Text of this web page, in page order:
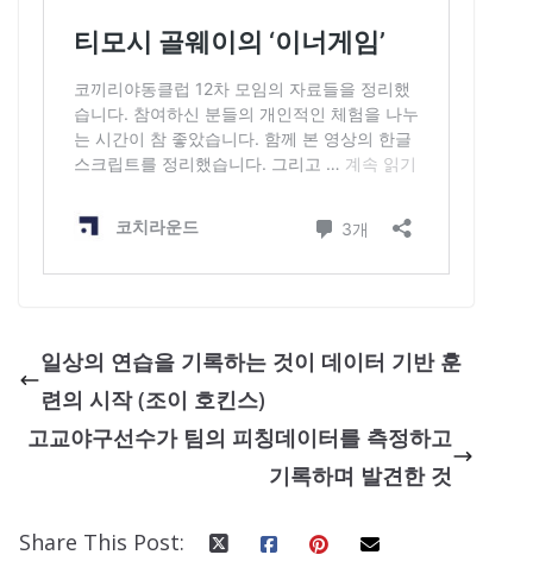
일상의 연습을 기록하는 것이 데이터 기반 훈
련의 시작 (조이 호킨스)
고교야구선수가 팀의 피칭데이터를 측정하고
기록하며 발견한 것
Share This Post: